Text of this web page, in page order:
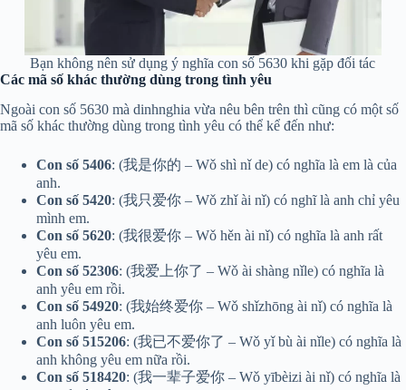
Bạn không nên sử dụng ý nghĩa con số 5630 khi gặp đối tác
Các mã số khác thường dùng trong tình yêu
Ngoài con số 5630 mà dinhnghia vừa nêu bên trên thì cũng có một số
mã số khác thường dùng trong tình yêu có thể kể đến như:
Con số 5406: (我是你的 – Wǒ shì nǐ de) có nghĩa là em là của
anh.
Con số 5420: (我只爱你 – Wǒ zhǐ ài nǐ) có nghĩ là anh chỉ yêu
mình em.
Con số 5620: (我很爱你 – Wǒ hěn ài nǐ) có nghĩa là anh rất
yêu em.
Con số 52306: (我爱上你了 – Wǒ ài shàng nǐle) có nghĩa là
anh yêu em rồi.
Con số 54920: (我始终爱你 – Wǒ shǐzhōng ài nǐ) có nghĩa là
anh luôn yêu em.
Con số 515206: (我已不爱你了 – Wǒ yǐ bù ài nǐle) có nghĩa là
anh không yêu em nữa rồi.
Con số 518420: (我一辈子爱你 – Wǒ yībèizi ài nǐ) có nghĩa là